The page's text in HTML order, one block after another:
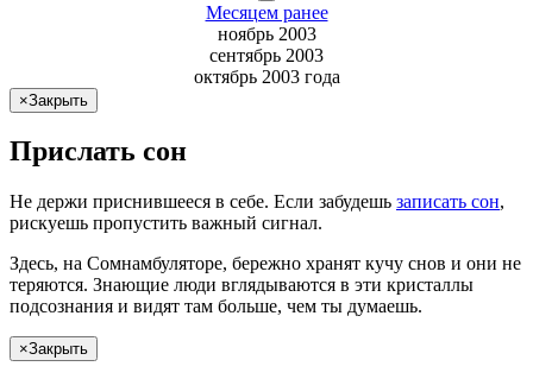
Месяцем ранее
ноябрь 2003
сентябрь 2003
октябрь 2003 года
×Закрыть
Прислать сон
Не держи приснившееся в себе. Если забудешь записать сон,
рискуешь пропустить важный сигнал.
Здесь, на Сомнамбуляторе, бережно хранят кучу снов и они не
теряются. Знающие люди вглядываются в эти кристаллы
подсознания и видят там больше, чем ты думаешь.
×Закрыть